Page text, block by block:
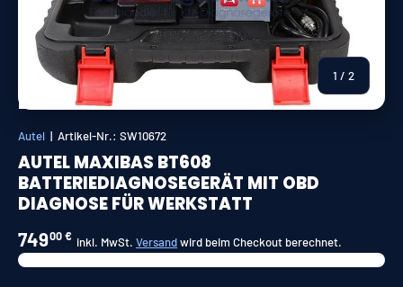
1 / von
2
Autel | Artikel-Nr.: SW10672
AUTEL MAXIBAS BT608
BATTERIEDIAGNOSEGERÄT MIT OBD
DIAGNOSE FÜR WERKSTATT
74900 € inkl. MwSt. Versandwird beim Checkout berechnet.